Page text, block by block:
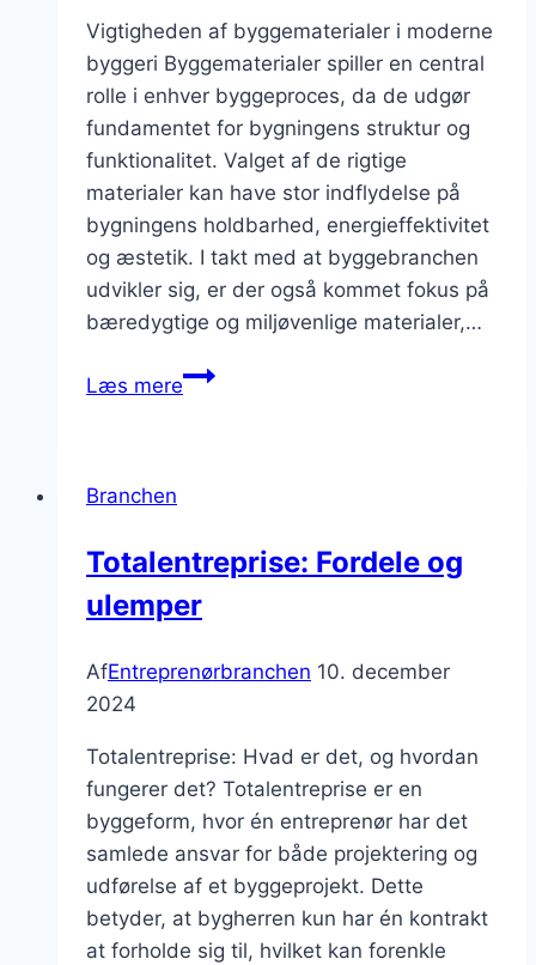
Vigtigheden af byggematerialer i moderne
byggeri Byggematerialer spiller en central
rolle i enhver byggeproces, da de udgør
fundamentet for bygningens struktur og
funktionalitet. Valget af de rigtige
materialer kan have stor indflydelse på
bygningens holdbarhed, energieffektivitet
og æstetik. I takt med at byggebranchen
udvikler sig, er der også kommet fokus på
bæredygtige og miljøvenlige materialer,…
Læs mereVigtigheden
Branchen
Totalentreprise: Fordele og
ulemper
AfEntreprenørbranchen 10. december
2024
Totalentreprise: Hvad er det, og hvordan
fungerer det? Totalentreprise er en
byggeform, hvor én entreprenør har det
samlede ansvar for både projektering og
udførelse af et byggeprojekt. Dette
betyder, at bygherren kun har én kontrakt
at forholde sig til, hvilket kan forenkle